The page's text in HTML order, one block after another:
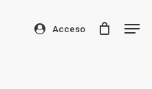
Acceso